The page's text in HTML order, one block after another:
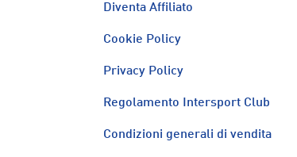
Diventa Affiliato
Cookie Policy
Privacy Policy
Regolamento Intersport Club
Condizioni generali di vendita